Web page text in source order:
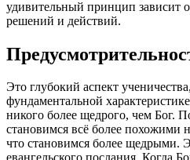
удивительный принцип зависит
решений и действий.
Это глубокий аспект
фундаментальной
никого более щедрого, чем Бог.
становимся всё более похожими
что становимся более щедрыми.